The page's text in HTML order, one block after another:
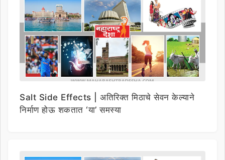
Salt Side Effects | अतिरिक्त मिठाचे सेवन केल्याने
निर्माण होऊ शकतात ‘या’ समस्या